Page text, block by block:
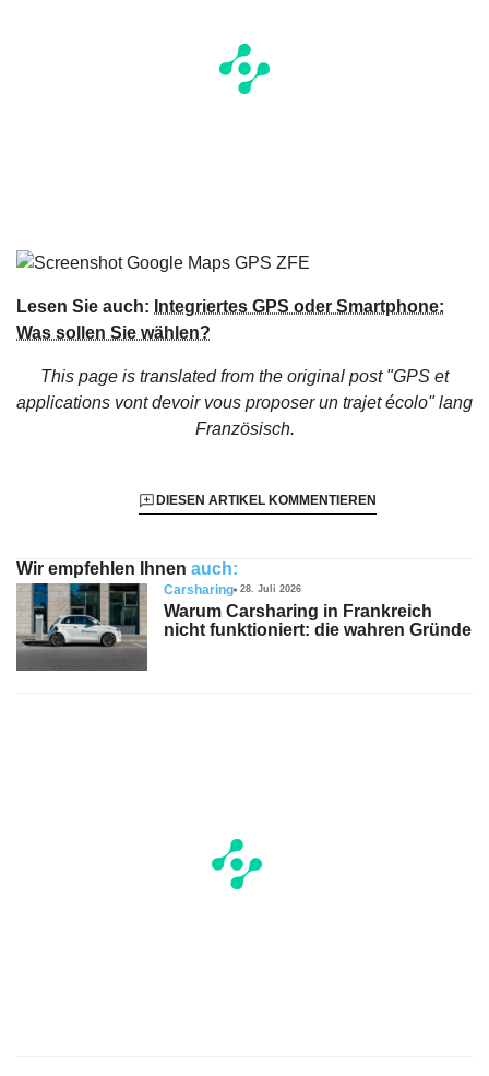
Lesen Sie auch: Integriertes GPS oder Smartphone:
Was sollen Sie wählen?
This page is translated from the original post "GPS et
applications vont devoir vous proposer un trajet écolo"lang
Französisch.
DIESEN ARTIKEL KOMMENTIEREN
Wir empfehlen Ihnen auch:
Carsharing 28. Juli 2026
Warum Carsharing in Frankreich
nicht funktioniert: die wahren Gründe